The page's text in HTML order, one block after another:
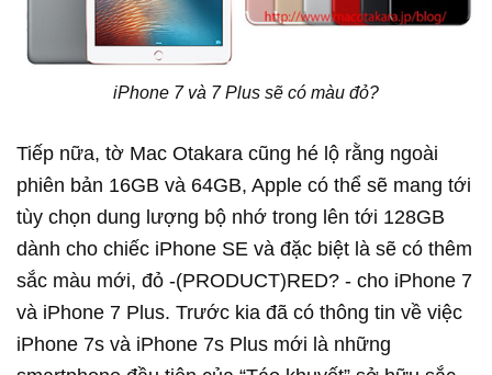
iPhone 7 và 7 Plus sẽ có màu đỏ?
Tiếp nữa, tờ Mac Otakara cũng hé lộ rằng ngoài
phiên bản 16GB và 64GB, Apple có thể sẽ mang tới
tùy chọn dung lượng bộ nhớ trong lên tới 128GB
dành cho chiếc iPhone SE và đặc biệt là sẽ có thêm
sắc màu mới, đỏ -(PRODUCT)RED? - cho iPhone 7
và iPhone 7 Plus. Trước kia đã có thông tin về việc
iPhone 7s và iPhone 7s Plus mới là những